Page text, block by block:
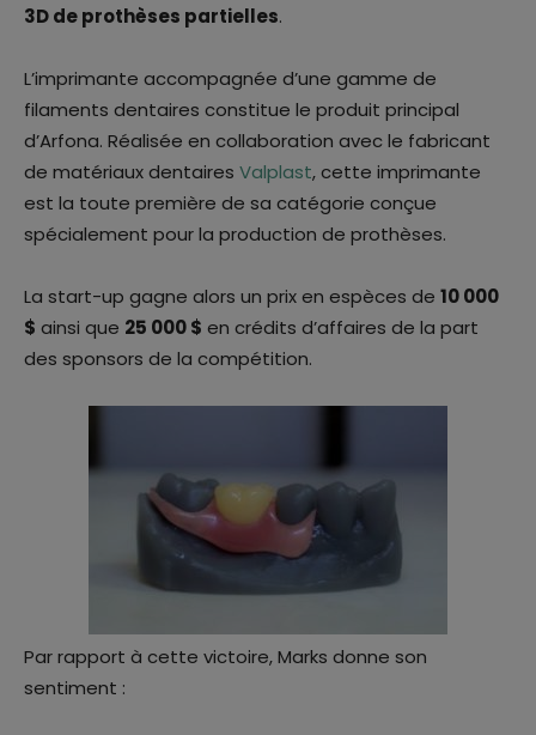
3D de prothèses partielles.
L’imprimante accompagnée d’une gamme de
filaments dentaires constitue le produit principal
d’Arfona. Réalisée en collaboration avec le fabricant
de matériaux dentaires Valplast, cette imprimante
est la toute première de sa catégorie conçue
spécialement pour la production de prothèses.
La start-up gagne alors un prix en espèces de 10 000
$ ainsi que 25 000 $ en crédits d’affaires de la part
des sponsors de la compétition.
Par rapport à cette victoire, Marks donne son
sentiment :